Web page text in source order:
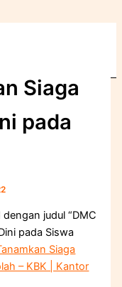
Siaga
pada
judul “DMC
pada Siswa
Siaga
– KBK | Kantor